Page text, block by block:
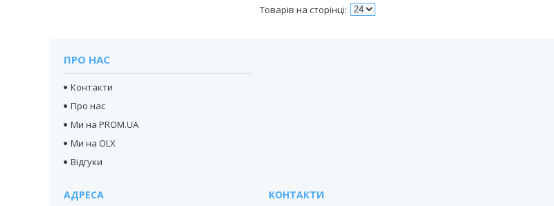
ПРО НАС
Контакти
Про нас
Ми на PROM.UA
Ми на OLX
Відгуки